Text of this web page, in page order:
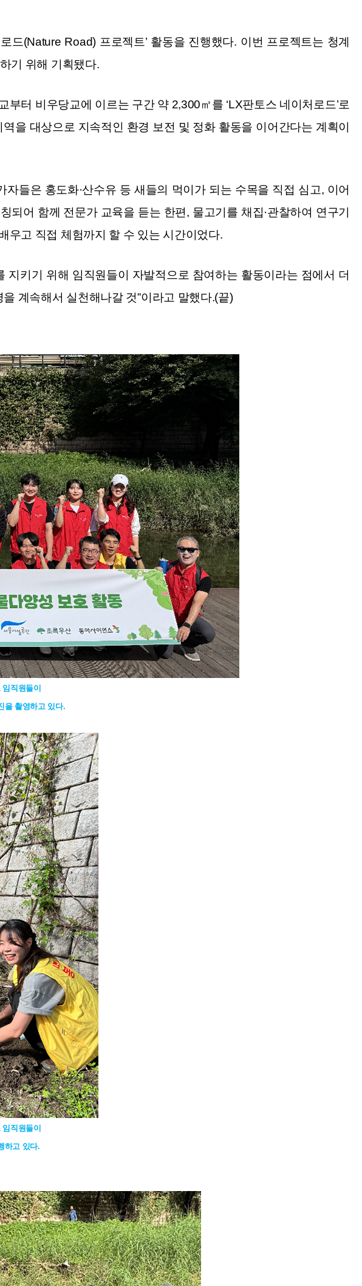
(Nature Road) 프로젝트’ 활동을 진행했다. 이번 프로젝트는 청계
기 위해 기획됐다.
터 비우당교에 이르는 구간 약 2,300㎡를 ‘LX판토스 네이처로드’로
을 대상으로 지속적인 환경 보전 및 정화 활동을 이어간다는 계획이
들은 홍도화·산수유 등 새들의 먹이가 되는 수목을 직접 심고, 이어
어 함께 전문가 교육을 듣는 한편, 물고기를 채집·관찰하여 연구기
우고 직접 체험까지 할 수 있는 시간이었다.
키기 위해 임직원들이 자발적으로 참여하는 활동이라는 점에서 더
계속해서 실천해나갈 것”이라고 말했다.(끝)
직원들이
을 촬영하고 있다.
직원들이
하고 있다.